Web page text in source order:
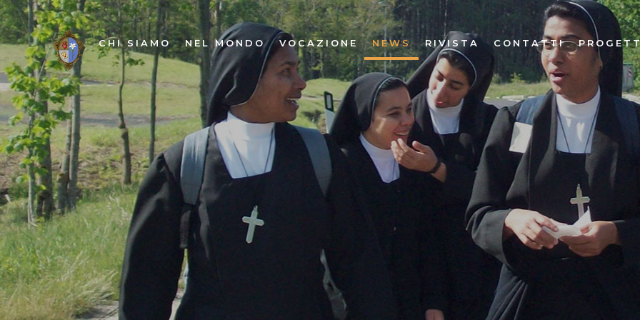
CHI SIAMO NEL MONDO VOCAZIONE NEWS RIVISTA CONTATTI